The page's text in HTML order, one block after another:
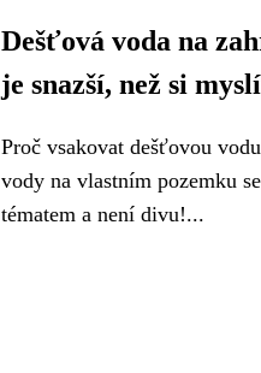
Dešťová voda na
je snazší, než si
Proč vsakovat dešťovou
vody na vlastním pozemku
tématem a není divu!...